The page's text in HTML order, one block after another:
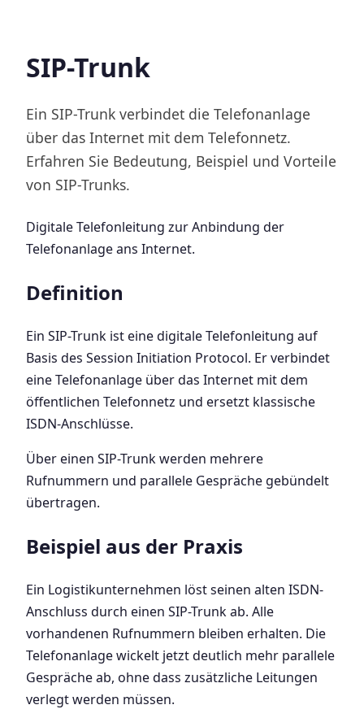
SIP-Trunk
Ein SIP-Trunk verbindet die Telefonanlage
über das Internet mit dem Telefonnetz.
Erfahren Sie Bedeutung, Beispiel und Vorteile
von SIP-Trunks.
Digitale Telefonleitung zur Anbindung der
Telefonanlage ans Internet.
Definition
Ein SIP-Trunk ist eine digitale Telefonleitung auf
Basis des Session Initiation Protocol. Er verbindet
eine Telefonanlage über das Internet mit dem
öffentlichen Telefonnetz und ersetzt klassische
ISDN-Anschlüsse.
Über einen SIP-Trunk werden mehrere
Rufnummern und parallele Gespräche gebündelt
übertragen.
Beispiel aus der Praxis
Ein Logistikunternehmen löst seinen alten ISDN-
Anschluss durch einen SIP-Trunk ab. Alle
vorhandenen Rufnummern bleiben erhalten. Die
Telefonanlage wickelt jetzt deutlich mehr parallele
Gespräche ab, ohne dass zusätzliche Leitungen
verlegt werden müssen.